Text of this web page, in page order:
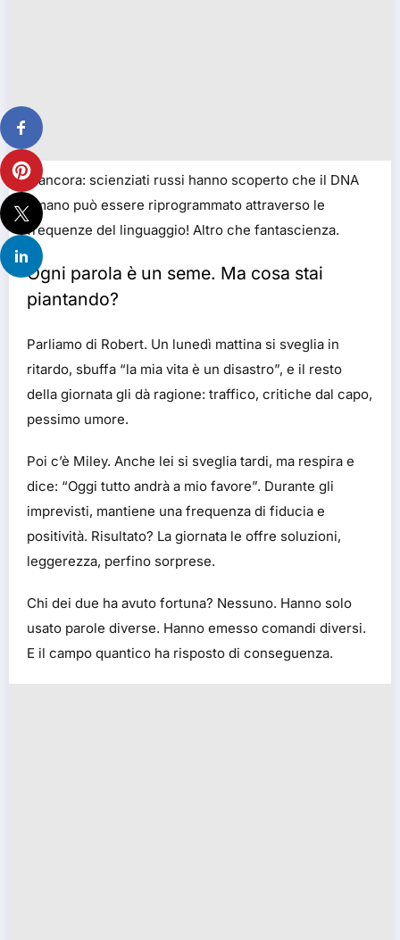
E ancora: scienziati russi hanno scoperto che il DNA
umano può essere riprogrammato attraverso le
frequenze del linguaggio! Altro che fantascienza.
Ogni parola è un seme. Ma cosa stai
piantando?
Parliamo di Robert. Un lunedì mattina si sveglia in
ritardo, sbuffa “la mia vita è un disastro”, e il resto
della giornata gli dà ragione: traffico, critiche dal capo,
pessimo umore.
Poi c’è Miley. Anche lei si sveglia tardi, ma respira e
dice: “Oggi tutto andrà a mio favore”. Durante gli
imprevisti, mantiene una frequenza di fiducia e
positività. Risultato? La giornata le offre soluzioni,
leggerezza, perfino sorprese.
Chi dei due ha avuto fortuna? Nessuno. Hanno solo
usato parole diverse. Hanno emesso comandi diversi.
E il campo quantico ha risposto di conseguenza.